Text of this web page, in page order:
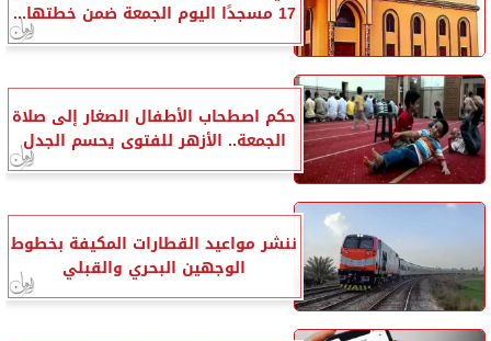
17 مسجدًا اليوم الجمعة ضمن خطتها...
حكم اصطحاب الأطفال الصغار إلى صلاة
الجمعة.. الأزهر للفتوى يحسم الجدل
ننشر مواعيد القطارات المكيفة بخطوط
الوجهين البحري والقبلي